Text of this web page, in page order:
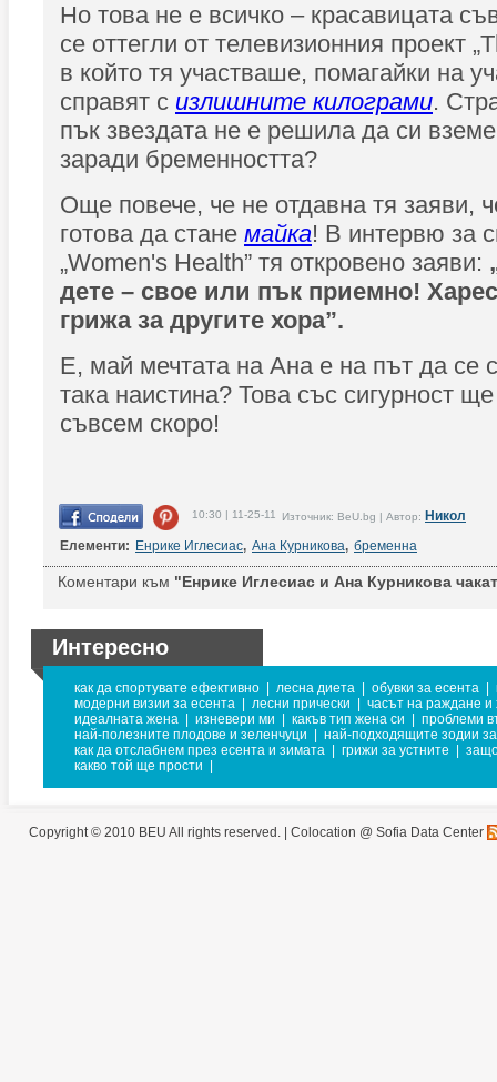
Но това не е всичко – красавицата
се оттегли от телевизионния проект
в който тя участваше, помагайки на
справят с излишните килограми.
пък звездата не е решила да си
заради бременността?
Още повече, че не отдавна тя заяви,
готова да стане майка! В интервю за
„Women's Health” тя откровено заяви:
дете – свое или пък приемно!
грижа за другите хора”.
Е, май мечтата на Ана е на път да се
така наистина? Това със сигурност
съвсем скоро!
10:30 | 11-25-11 Източник: BeU.bg | Автор: Никол
Елементи: Енрике Иглесиас, Ана Курникова, бременна
Коментари към "Енрике Иглесиас и Ана Курникова
Интересно
как да спортувате ефективно лесна диета обувки за есента
модерни визии за есента
лесни прически
часът на раждане и
идеалната жена
изневери ми какъв тип жена си
проблеми
най-полезните плодове и зеленчуци
най-подходящите зодии
как да отслабнем през есента и зимата
грижи за устните
какво той ще прости
Copyright © 2010 BEU All rights reserved. | Colocation @ Sofia Data Center